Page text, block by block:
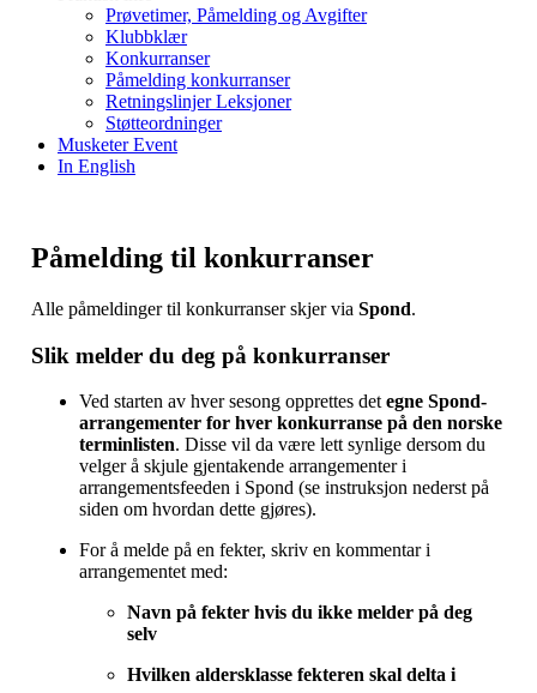
Prøvetimer, Påmelding og Avgifter
Klubbklær
Konkurranser
Påmelding konkurranser
Retningslinjer Leksjoner
Støtteordninger
Musketer Event
In English
Påmelding til konkurranser
Alle påmeldinger til konkurranser skjer via Spond.
Slik melder du deg på konkurranser
Ved starten av hver sesong opprettes det egne Spond-
arrangementer for hver konkurranse på den norske
terminlisten. Disse vil da være lett synlige dersom du
velger å skjule gjentakende arrangementer i
arrangementsfeeden i Spond (se instruksjon nederst på
siden om hvordan dette gjøres).
For å melde på en fekter, skriv en kommentar i
arrangementet med:
Navn på fekter hvis du ikke melder på deg
selv
Hvilken aldersklasse fekteren skal delta i